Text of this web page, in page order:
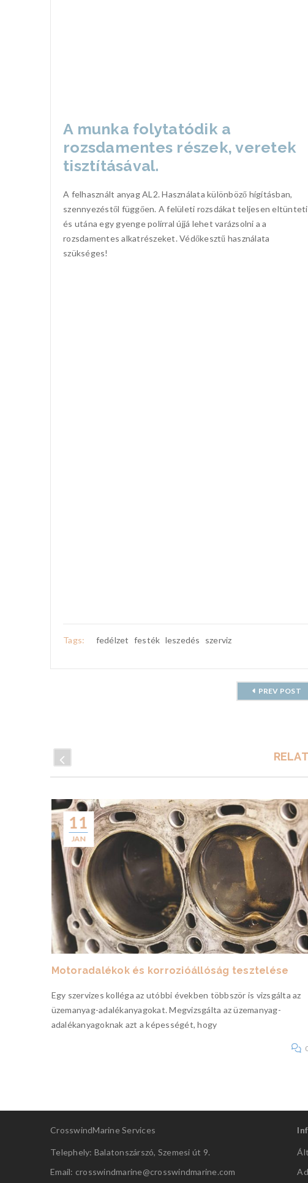
A munka folytatódik a
rozsdamentes részek, veretek
tisztításával.
A felhasznált anyag AL2. Használata különböző hígításban,
szennyezéstől függően. A felületi rozsdákat teljesen eltünteti
és utána egy gyenge polírral újjá lehet varázsolni a a
rozsdamentes alkatrészeket. Védőkesztű használata
szükséges!
Tags: fedélzet festék leszedés szerviz
PREV POST
11
JAN
Motoradalékok és korrozióállóság tesztelése
Egy szervizes kolléga az utóbbi években többször is vizsgálta az
üzemanyag-adalékanyagokat. Megvizsgálta az üzemanyag-
adalékanyagoknak azt a képességét, hogy
CrosswindMarine Services
Telephely: Balatonszárszó, Szemesi út 9.
Email: crosswindmarine@crosswindmarine.com